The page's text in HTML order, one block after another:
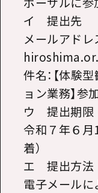
イ 提出先
メールアド
件名：【体験
ョン業務】参
ウ 提出期限
令和７年６月
着）
エ 提出方法
電子メールに